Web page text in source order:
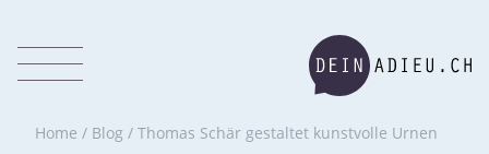
Home / Blog / Thomas Schär gestaltet kunstvolle Urnen